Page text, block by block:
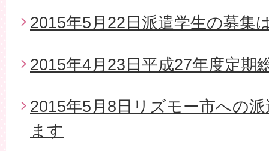
2015年5月22日派遣学生の募集
2015年4月23日平成27年度定期
2015年5月8日リズモー市への
ます